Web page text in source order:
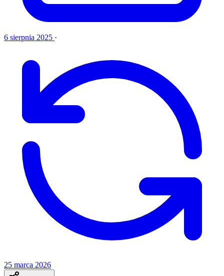
6 sierpnia 2025 ·
25 marca 2026